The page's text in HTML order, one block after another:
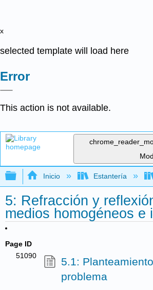
x
selected template will load here
Error
This action is not available.
Expandir/contraer
Inicio Estantería
5: Refracción y
medios homogéneos e
Page ID
51090
5.1:
problema